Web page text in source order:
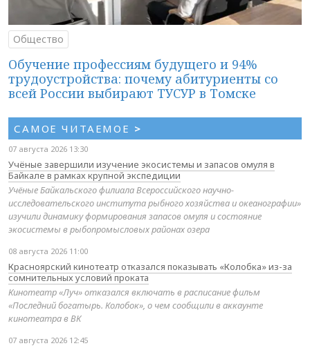
Общество
Обучение профессиям будущего и 94%
трудоустройства: почему абитуриенты со
всей России выбирают ТУСУР в Томске
САМОЕ ЧИТАЕМОЕ >
07 августа 2026 13:30
Учёные завершили изучение экосистемы и запасов омуля в
Байкале в рамках крупной экспедиции
Учёные Байкальского филиала Всероссийского научно-
исследовательского института рыбного хозяйства и океанографии»
изучили динамику формирования запасов омуля и состояние
экосистемы в рыбопромысловых районах озера
08 августа 2026 11:00
Красноярский кинотеатр отказался показывать «Колобка» из-за
сомнительных условий проката
Кинотеатр «Луч» отказался включать в расписание фильм
«Последний богатырь. Колобок», о чем сообщили в аккаунте
кинотеатра в ВК
07 августа 2026 12:45